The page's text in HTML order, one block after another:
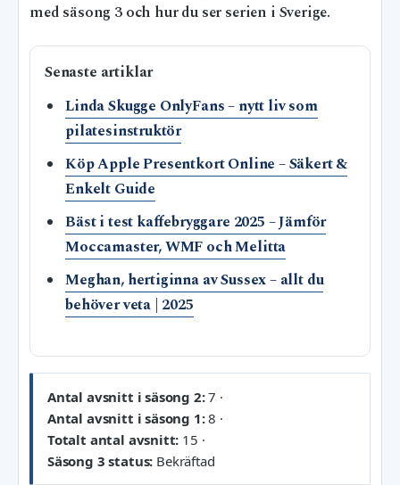
med säsong 3 och hur du ser serien i Sverige.
Senaste artiklar
Linda Skugge OnlyFans – nytt liv som
pilatesinstruktör
Köp Apple Presentkort Online – Säkert &
Enkelt Guide
Bäst i test kaffebryggare 2025 – Jämför
Moccamaster, WMF och Melitta
Meghan, hertiginna av Sussex – allt du
behöver veta | 2025
Antal avsnitt i säsong 2:7 ·
Antal avsnitt i säsong 1:8 ·
Totalt antal avsnitt: 15 ·
Säsong 3 status: Bekräftad